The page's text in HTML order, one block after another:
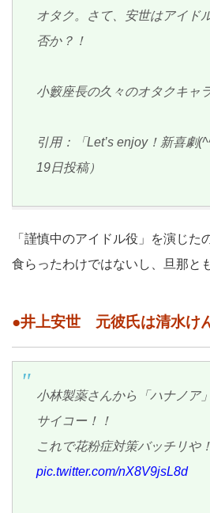
オタク。さて、安世はアイド
否か？！
小籔座長の久々のオタクキャ
引用：「Let’s enjoy！新喜劇
19日投稿）
「謹慎中のアイドル役」を演じた
食らったわけではないし、旦那と
●井上安世 元彼氏は清水け
小林製薬さんから「ハナノア
サイコー！！
これで花粉症対策バッチリや
pic.twitter.com/nX8V9jsL8d